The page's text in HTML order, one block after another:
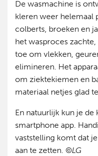
De wasmachine is
kleren weer helemaal
colberts, broeken en
het wasproces
toe om vlekken,
elimineren. Het
om ziektekiemen en
materiaal netjes glad
En natuurlijk kun je
smartphone app.
vaststelling komt dat
aan te zetten. ©LG